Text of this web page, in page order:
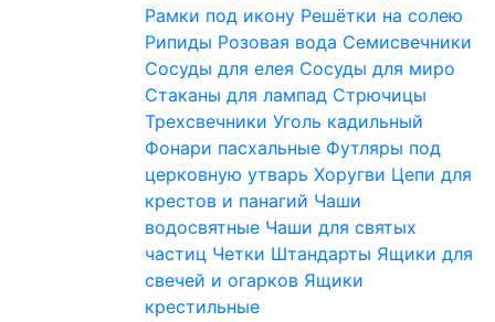
Рамки под икону Решётки на солею
Рипиды Розовая вода Семисвечники
Сосуды для елея Сосуды для миро
Стаканы для лампад Стрючицы
Трехсвечники Уголь кадильный
Фонари пасхальные Футляры под
церковную утварь Хоругви Цепи для
крестов и панагий Чаши
водосвятные Чаши для святых
частиц Четки Штандарты Ящики для
свечей и огарков Ящики
крестильные